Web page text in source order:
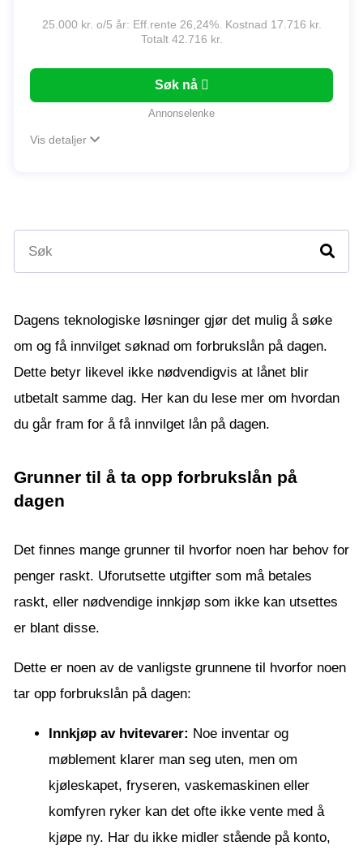
25.000 kr. o/5 år: Eff.rente 26,24%. Kostnad 17.716 kr.
Totalt 42.716 kr.
Søk nå
Annonselenke
Vis detaljer
Dagens teknologiske løsninger gjør det mulig å søke
om og få innvilget søknad om forbrukslån på dagen.
Dette betyr likevel ikke nødvendigvis at lånet blir
utbetalt samme dag. Her kan du lese mer om hvordan
du går fram for å få innvilget lån på dagen.
Grunner til å ta opp forbrukslån på
dagen
Det finnes mange grunner til hvorfor noen har behov for
penger raskt. Uforutsette utgifter som må betales
raskt, eller nødvendige innkjøp som ikke kan utsettes
er blant disse.
Dette er noen av de vanligste grunnene til hvorfor noen
tar opp forbrukslån på dagen:
Innkjøp av hvitevarer: Noe inventar og
møblement klarer man seg uten, men om
kjøleskapet, fryseren, vaskemaskinen eller
komfyren ryker kan det ofte ikke vente med å
kjøpe ny. Har du ikke midler stående på konto,